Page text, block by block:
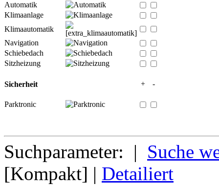
Automatik
Klimaanlage
Klimaautomatik
Navigation
Schiebedach
Sitzheizung
Sicherheit + -
Parktronic
Suchparameter: | Suche
[Kompakt] | Detailiert